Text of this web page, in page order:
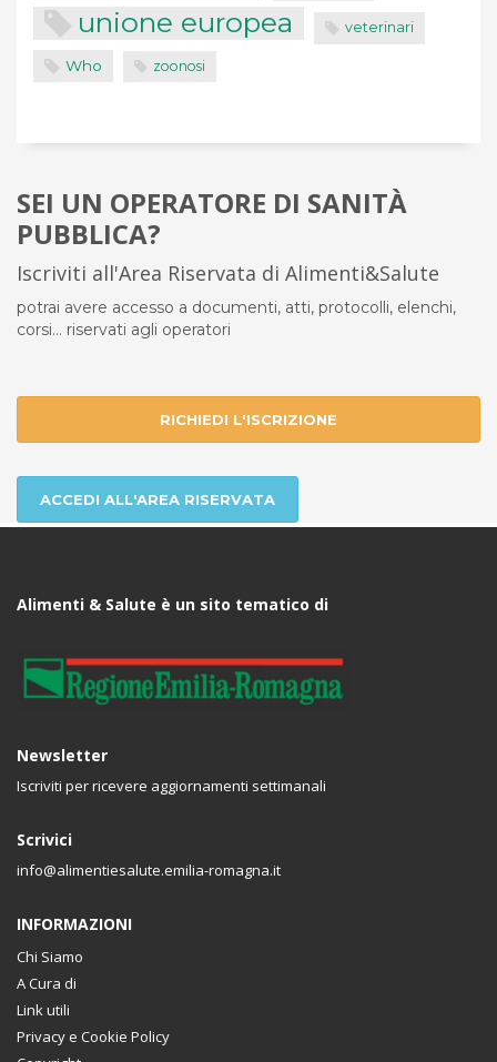
unione europea veterinari
Who zoonosi
SEI UN OPERATORE DI SANITÀ
PUBBLICA?
Iscriviti all'Area Riservata di Alimenti&Salute
potrai avere accesso a documenti, atti, protocolli, elenchi,
corsi... riservati agli operatori
RICHIEDI L'ISCRIZIONE
ACCEDI ALL'AREA RISERVATA
Alimenti & Salute è un sito tematico di
Newsletter
Iscriviti per ricevere aggiornamenti settimanali
Scrivici
info@alimentiesalute.emilia-romagna.it
INFORMAZIONI
Chi Siamo
A Cura di
Link utili
Privacy e Cookie Policy